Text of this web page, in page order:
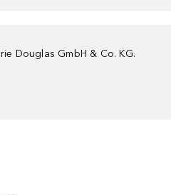
Douglas GmbH & Co. KG.